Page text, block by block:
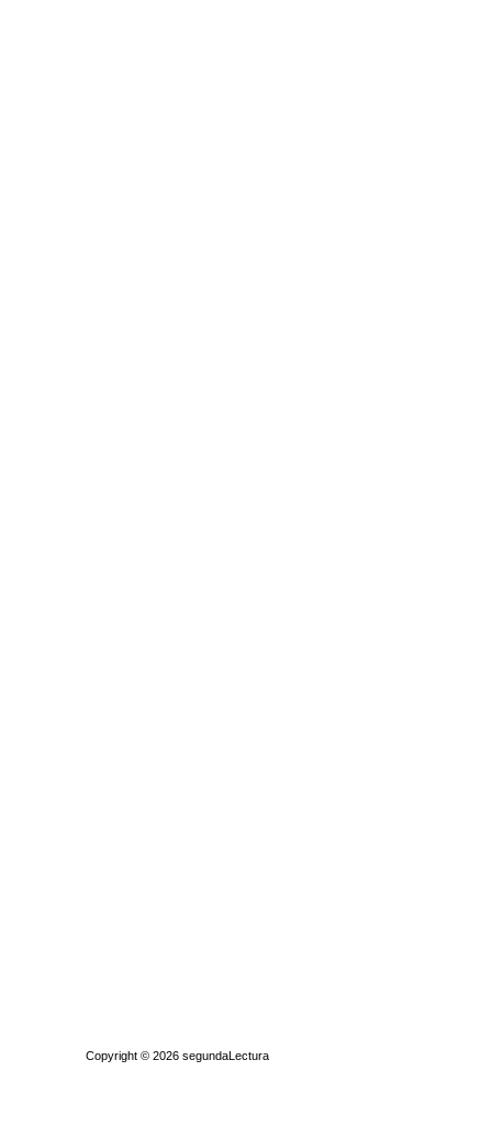
Copyright © 2026 segundaLectura